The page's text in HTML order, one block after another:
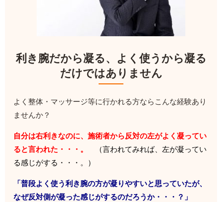
利き腕だから凝る、よく使うから凝る
だけではありません
よく整体・マッサージ等に行かれる方ならこんな経験あり
ませんか？
自分は右利きなのに、施術者から反対の左がよく凝ってい
ると言われた・・・。
（言われてみれば、左が凝ってい
る感じがする・・・。）
「普段よく使う利き腕の方が凝りやすいと思っていたが、
なぜ反対側が凝った感じがするのだろうか・・・？」